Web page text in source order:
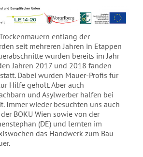
entlang der
seit mehreren Jahren in Etappen
wurden bereits im Jahr
Jahren 2017 und 2018 fanden
Dabei wurden Mauer-Profis für
Hilfe geholt. Aber auch
und Asylwerber halfen bei
Immer wieder besuchten uns auch
BOKU Wien sowie von der
(DE) und lernten im
das Handwerk zum Bau